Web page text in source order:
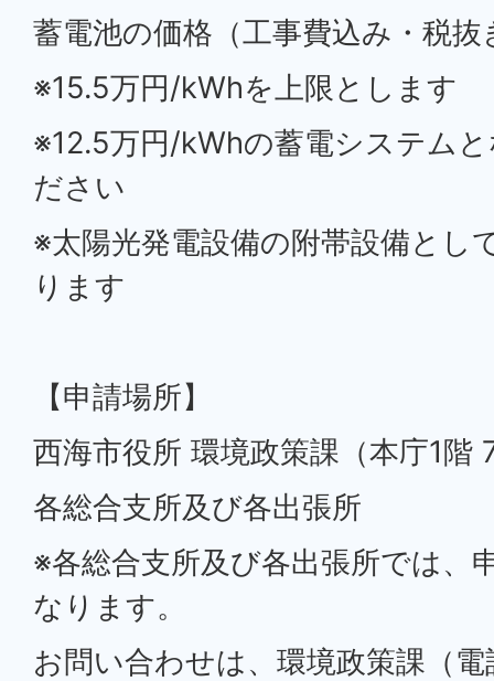
蓄電池の価格（工事費込み・税
※15.5万円/kWhを上限とします
※12.5万円/kWhの蓄電システム
ださい
※太陽光発電設備の附帯設備とし
ります
【申請場所】
西海市役所 環境政策課（本庁1階
各総合支所及び各出張所
※各総合支所及び各出張所では、
なります。
お問い合わせは、環境政策課（